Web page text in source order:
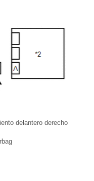
delantero derecho